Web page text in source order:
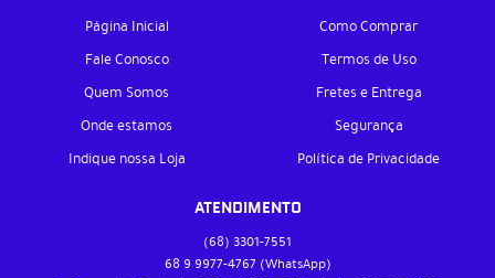
Página Inicial
Fale Conosco
Quem Somos
Onde estamos
Indique nossa Loja
Como Comprar
Termos de Uso
Fretes e Entrega
Segurança
Política de Privacidade
ATENDIMENTO
(68) 3301-7551
68 9 9977-4767 (WhatsApp)